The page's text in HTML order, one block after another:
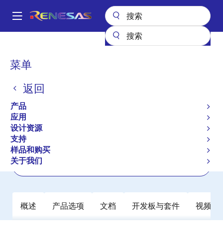
到
Main
菜单
返回
产品
应用
设计资源
支持
样品和购买
关于我们
面
屑
DC/DC 电源模块 RAA210030
RAA210030
有效
5V, 3A Step-Down DC/DC Low Profile
Mini Module with Integrated Inductor
概述 产品选项 文档 开发板与套件 视频和